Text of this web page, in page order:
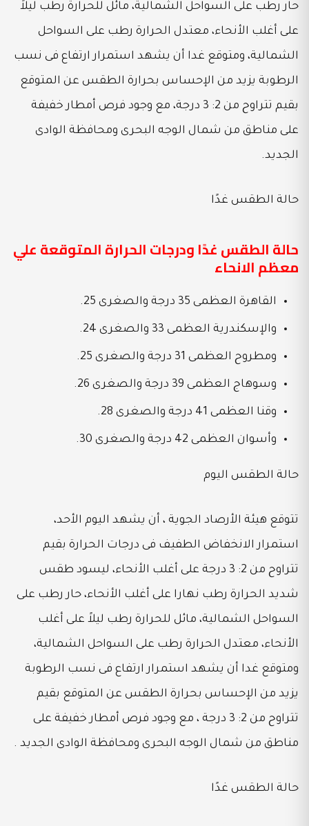
حار رطب على السواحل الشمالية، مائل للحرارة رطب ليلاً
على أغلب الأنحاء، معتدل الحرارة رطب على السواحل
الشمالية، ومتوقع غدا أن يشهد استمرار ارتفاع فى نسب
الرطوبة يزيد من الإحساس بحرارة الطقس عن المتوقع
بقيم تتراوح من 2: 3 درجة، مع وجود فرص أمطار خفيفة
على مناطق من شمال الوجه البحرى ومحافظة الوادى
الجديد.
حالة الطقس غدًا
حالة الطقس غدًا ودرجات الحرارة المتوقعة علي
معظم الانحاء
القاهرة العظمى 35 درجة والصغرى 25.
والإسكندرية العظمى 33 والصغرى 24.
ومطروح العظمى 31 درجة والصغرى 25.
وسوهاج العظمى 39 درجة والصغرى 26.
وقنا العظمى 41 درجة والصغرى 28.
وأسوان العظمى 42 درجة والصغرى 30.
حالة الطقس اليوم
تتوقع هيئة الأرصاد الجوية ، أن يشهد اليوم الأحد،
استمرار الانخفاض الطفيف فى درجات الحرارة بقيم
تتراوح من 2: 3 درجة على أغلب الأنحاء، ليسود طقس
شديد الحرارة رطب نهارا على أغلب الأنحاء، حار رطب على
السواحل الشمالية، مائل للحرارة رطب ليلاً على أغلب
الأنحاء، معتدل الحرارة رطب على السواحل الشمالية،
ومتوقع غدا أن يشهد استمرار ارتفاع فى نسب الرطوبة
يزيد من الإحساس بحرارة الطقس عن المتوقع بقيم
تتراوح من 2: 3 درجة ، مع وجود فرص أمطار خفيفة على
مناطق من شمال الوجه البحرى ومحافظة الوادى الجديد .
حالة الطقس غدًا